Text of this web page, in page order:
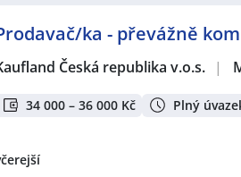
ka - převážně
Česká republika v.o.s. |
34 000 – 36 000 Kč Plný